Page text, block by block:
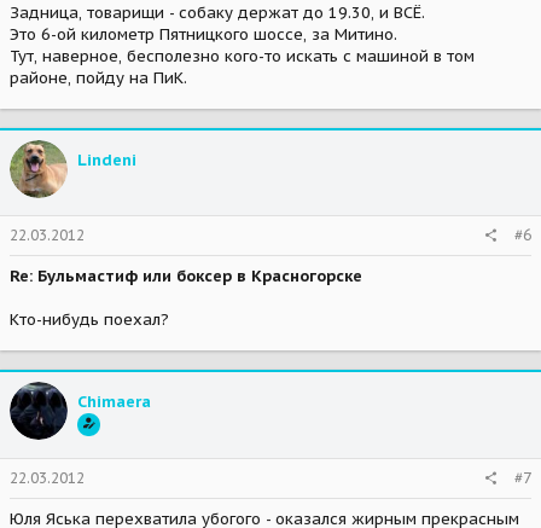
Задница, товарищи - собаку держат до 19.30, и ВСЁ.
Это 6-ой километр Пятницкого шоссе, за Митино.
Тут, наверное, бесполезно кого-то искать с машиной в том
районе, пойду на ПиК.
Lindeni
22.03.2012 #6
Re: Бульмастиф или боксер в Красногорске
Кто-нибудь поехал?
Chimaera
22.03.2012 #7
Юля Яська перехватила убогого - оказался жирным прекрасным